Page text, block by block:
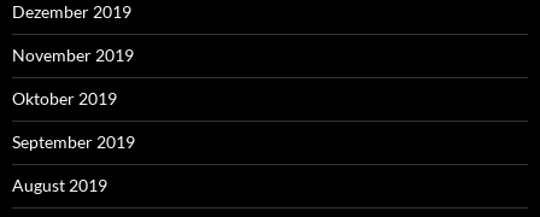
Dezember 2019
November 2019
Oktober 2019
September 2019
August 2019